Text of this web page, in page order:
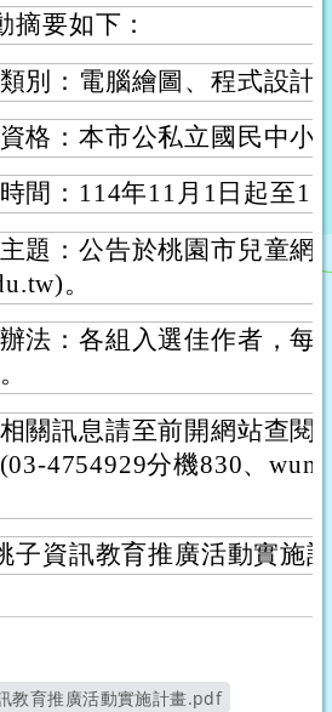
摘要如下：
別：電腦繪圖、程式設計
格：本市公私立國民中小
間：114年11月1日起至
題：公告於桃園市兒童網
。
法：各組入選佳作者，每
關訊息請至前開網站查閱
4754929分機830、
子資訊教育推廣活動實施
教育推廣活動實施計畫.pdf